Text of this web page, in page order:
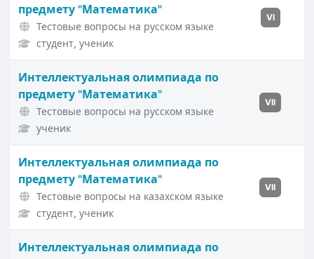
предмету "Математика"
Тестовые вопросы на русском языке
студент, ученик
VI
Интеллектуальная олимпиада по
предмету "Математика"
Тестовые вопросы на русском языке
ученик
VII
Интеллектуальная олимпиада по
предмету "Математика"
Тестовые вопросы на казахском языке
студент, ученик
VII
Интеллектуальная олимпиада по